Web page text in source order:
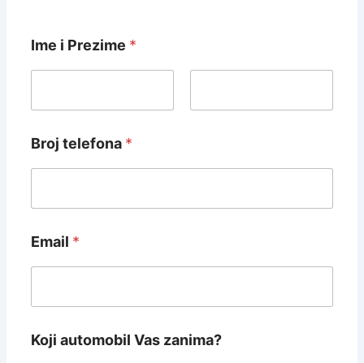
Ime i Prezime *
Broj telefona *
Email *
Koji automobil Vas zanima?